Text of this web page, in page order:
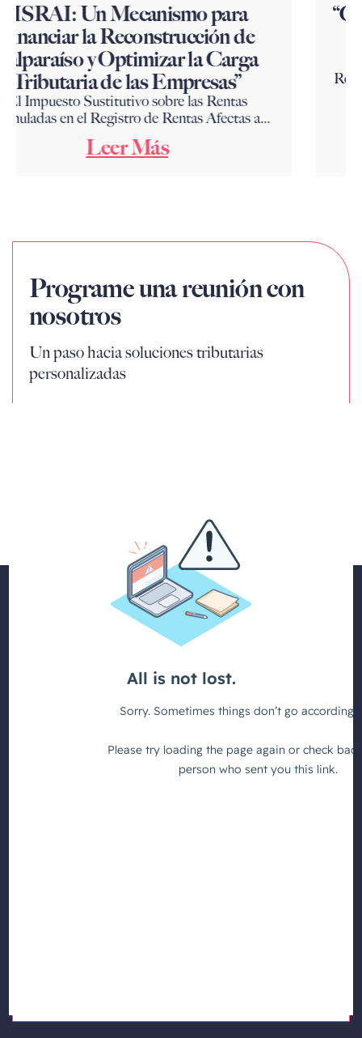
“Cómo Rectificar tu Declaración de
Impuesto a la Renta: Una Guía
Paso a Paso”
Rectificar una Declaración de Impuesto a la Renta
puede parecer un proceso complicado, pero...
Leer Más
Programe una reunión con
nosotros
Un paso hacia soluciones tributarias
personalizadas